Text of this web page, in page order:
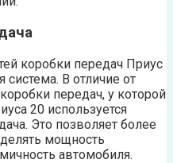
коробки передач Приус
система. В отличие от
передач, у которой
20 используется
Это позволяет более
мощность
автомобиля.